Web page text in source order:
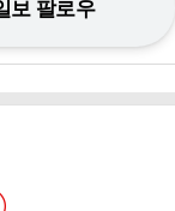
보 팔로우